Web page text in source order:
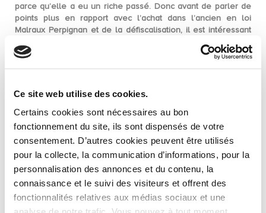
Ce site web utilise des cookies.
Certains cookies sont nécessaires au bon
fonctionnement du site, ils sont dispensés de votre
consentement. D’autres cookies peuvent être utilisés
pour la collecte, la communication d’informations, pour la
personnalisation des annonces et du contenu, la
connaissance et le suivi des visiteurs et offrent des
fonctionnalités relatives aux médias sociaux et une
parce qu’elle a eu un riche passé. Donc avant de parler de
points plus en rapport avec l’achat dans l’ancien en loi
Malraux Perpignanet de la défiscalisation, il est intéressant
. Et en l’occurrence elle
est très ancienne puisqu’on retrouve des traces d’occupation
ville. Et elle se développe rapidement puisque en peu de
Majorque. Puis le royaume sera intégré à celui d’Aragon au
XIVème siècle puis à celui de France auXVème siècle. Dans
la partie plus récente de l’histoire, on a également vu
Perpignan se développer significativement. Notamment grâce
à l’arrivée du chemin de fer. C’est à peu près à cette époque
d’importants travaux d’urbanisme afin d’aérer certains